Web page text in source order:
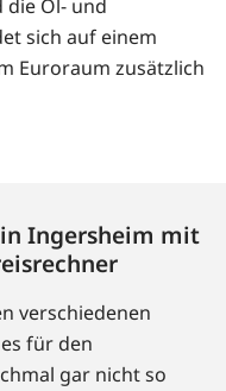
Öl- und
sich auf einem
Euroraum zusätzlich
Ingersheim mit
verschiedenen
für den
gar nicht so